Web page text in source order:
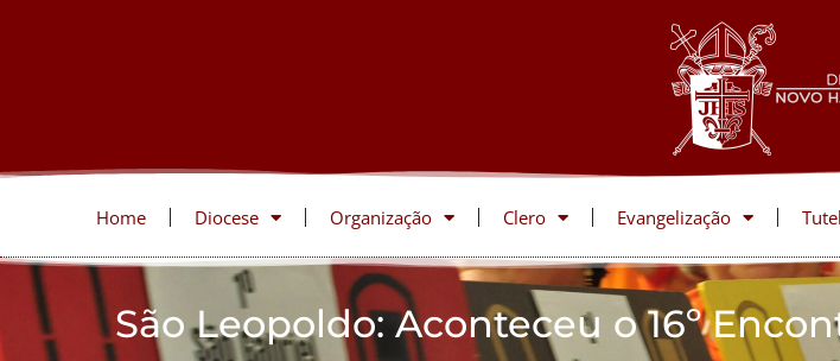
Home Diocese Organização Clero Evangelização
São Leopoldo: Aconteceu o 16º